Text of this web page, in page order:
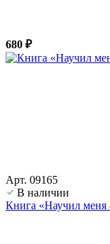
680 ₽
Арт. 09165
В наличии
Книга «Научил меня